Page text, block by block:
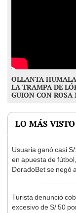
OLLANTA
LA TRAMPA DE
GUION CON
LO MÁS VISTO
Usuaria ganó casi
en apuesta de
DoradoBet se negó
Turista denunció
excesivo de S/ 50